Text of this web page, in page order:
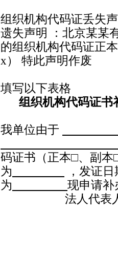
组织机构代码证丢失
遗失声明 ：北京某某
的组织机构代码证正
x） 特此声明作废
填写以下表格
组织机构代码证书
我单位由于
码证书（正本□、副
为
，发证
为
现申请补
法人代表人或